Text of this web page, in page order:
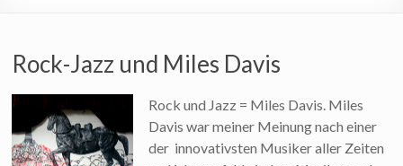
Rock-Jazz und Miles Davis
Rock und Jazz = Miles Davis. Miles
Davis war meiner Meinung nach einer
der innovativsten Musiker aller Zeiten